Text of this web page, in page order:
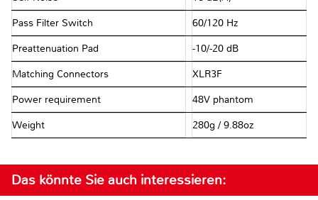
Pass Filter Switch 60/120 Hz
Preattenuation Pad -10/-20 dB
Matching Connectors XLR3F
Power requirement 48V phantom
Weight 280g / 9.88oz
Das könnte Sie auch interessieren: